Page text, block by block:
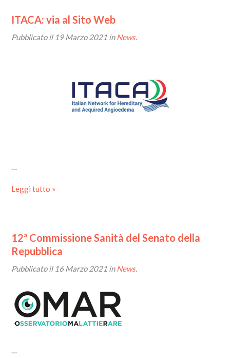
ITACA: via al Sito Web
Pubblicato il 19 Marzo 2021 inNews.
…
Leggi tutto »
12ª Commissione Sanità del Senato della
Repubblica
Pubblicato il 16 Marzo 2021 inNews.
…